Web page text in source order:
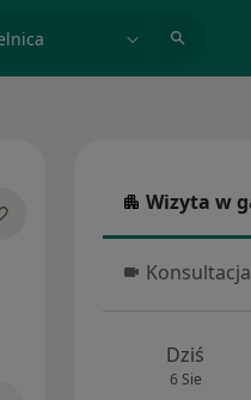
Wizyta w
Wizyta w
Dziś
6 Sie